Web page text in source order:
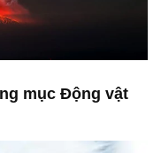
mục Động vật